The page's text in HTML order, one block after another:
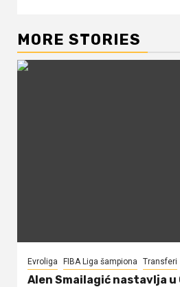
MORE STORIES
Evroliga FIBA Liga šampiona Transferi
Alen Smailagić nastavlja